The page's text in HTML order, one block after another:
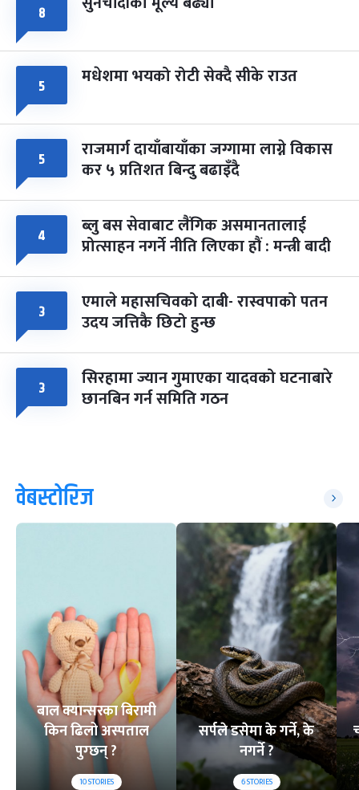
८
५ मधेशमा भयको रोटी सेक्दै सीके राउत
५ राजमार्ग दायाँबायाँका जग्गामा लाग्ने विकास
कर ५ प्रतिशत बिन्दु बढाइँदै
४ ब्लु बस सेवाबाट लैंगिक असमानतालाई
प्रोत्साहन नगर्ने नीति लिएका हौं : मन्त्री बादी
३ एमाले महासचिवको दाबी- रास्वपाको पतन
उदय जत्तिकै छिटो हुन्छ
३ सिरहामा ज्यान गुमाएका यादवको घटनाबारे
छानबिन गर्न समिति गठन
वेबस्टोरिज
बाल क्यान्सरका बिरामी
किन ढिलो अस्पताल
पुग्छन् ?
10STORIES
सर्पले डसेमा के गर्ने, के
नगर्ने ?
6STORIES